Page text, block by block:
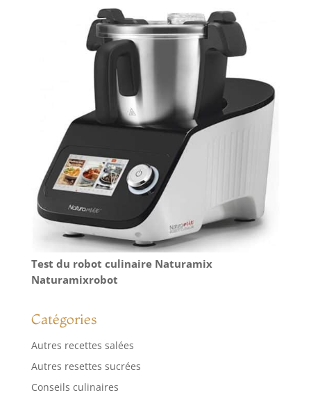
Test du robot culinaire Naturamix
Naturamixrobot
Catégories
Autres recettes salées
Autres resettes sucrées
Conseils culinaires